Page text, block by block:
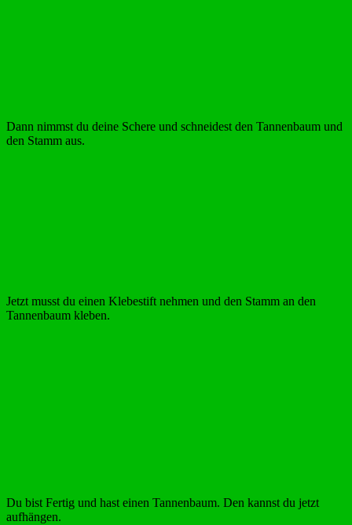
Dann nimmst du deine Schere und schneidest den Tannenbaum und
den Stamm aus.
Jetzt musst du einen Klebestift nehmen und den Stamm an den
Tannenbaum kleben.
Du bist Fertig und hast einen Tannenbaum. Den kannst du jetzt
aufhängen.